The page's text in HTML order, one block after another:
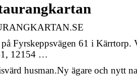
Fyrskeppsvägen 61 i Kärrtorp.
12154 …
husman.Ny ägare och nytt